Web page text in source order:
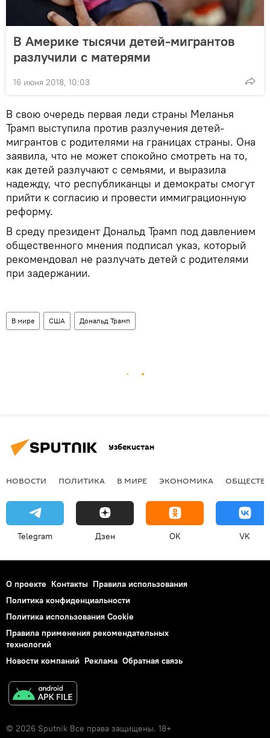
В Америке тысячи детей-мигрантов
разлучили с матерями
16 июня 2018, 10:03
В свою очередь первая леди страны Меланья
Трамп выступила против разлучения детей-
мигрантов с родителями на границах страны. Она
заявила, что не может спокойно смотреть на то,
как детей разлучают с семьями, и выразила
надежду, что республиканцы и демократы смогут
прийти к согласию и провести иммиграционную
реформу.
В среду президент Дональд Трамп под давлением
общественного мнения подписал указ, который
рекомендовал не разлучать детей с родителями
при задержании.
В мире США Дональд Трамп
Узбекистан
НОВОСТИ ПОЛИТИКА В МИРЕ ЭКОНОМИКА
Telegram Дзен OK VK
О проекте Контакты Правила использования
Политика конфиденциальности
Политика использования Cookie
Правила применения рекомендательных
технологий
Новости компаний Реклама Обратная связь
© 2026 Sputnik Все права защищены. 18+